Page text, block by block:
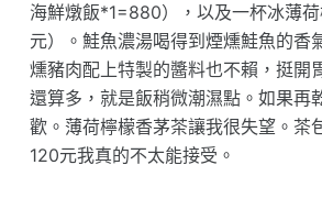
海鮮燉飯*1=880），以及一杯冰薄
元）。鮭魚濃湯喝得到煙燻鮭魚的香
燻豬肉配上特製的醬料也不賴，挺開
還算多，就是飯稍微潮濕點。如果再
歡。薄荷檸檬香茅茶讓我很失望。茶
120元我真的不太能接受。